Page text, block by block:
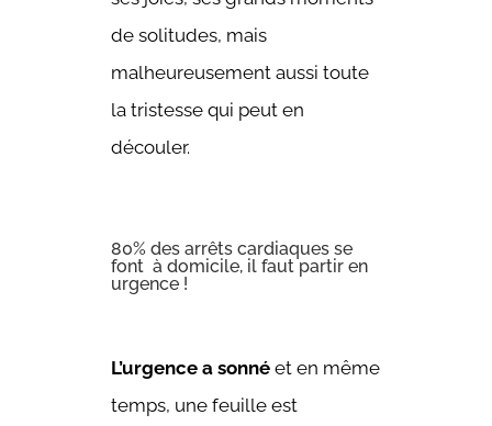
de solitudes, mais
malheureusement aussi toute
la tristesse qui peut en
découler.
80% des arrêts cardiaques se
font à domicile, il faut partir en
urgence !
L’urgence a sonnéet en même
temps, une feuille est